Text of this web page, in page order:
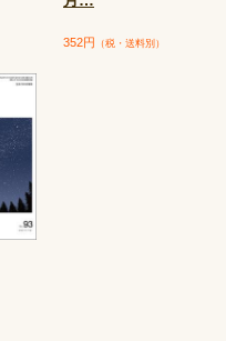
352円 （税・送料別）